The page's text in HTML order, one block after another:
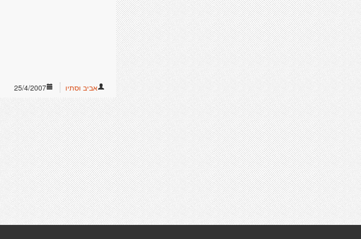
25/4/2007 אביב וסתיו